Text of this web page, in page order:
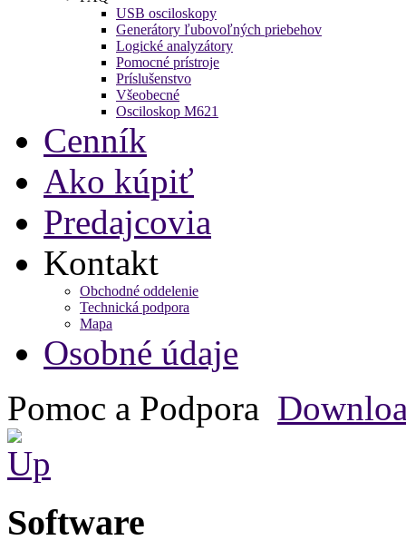
USB osciloskopy
Generátory ľubovoľných priebehov
Logické analyzátory
Pomocné prístroje
Príslušenstvo
Všeobecné
Osciloskop M621
Cenník
Ako kúpiť
Predajcovia
Kontakt
Obchodné oddelenie
Technická podpora
Mapa
Osobné údaje
Pomoc a Podpora
Software